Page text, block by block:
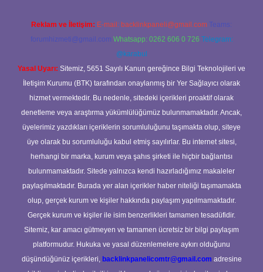
Reklam ve İletişim: E-mail: backlinkpaneli@gmail.com Teams:
forumhizmeti@gmail.com Whatsapp: 0262 606 0 726 Telegram:
@karabul
Yasal Uyarı: Sitemiz, 5651 Sayılı Kanun gereğince Bilgi Teknolojileri ve
İletişim Kurumu (BTK) tarafından onaylanmış bir Yer Sağlayıcı olarak
hizmet vermektedir. Bu nedenle, sitedeki içerikleri proaktif olarak
denetleme veya araştırma yükümlülüğümüz bulunmamaktadır. Ancak,
üyelerimiz yazdıkları içeriklerin sorumluluğunu taşımakta olup, siteye
üye olarak bu sorumluluğu kabul etmiş sayılırlar. Bu internet sitesi,
herhangi bir marka, kurum veya şahıs şirketi ile hiçbir bağlantısı
bulunmamaktadır. Sitede yalnızca kendi hazırladığımız makaleler
paylaşılmaktadır. Burada yer alan içerikler haber niteliği taşımamakta
olup, gerçek kurum ve kişiler hakkında paylaşım yapılmamaktadır.
Gerçek kurum ve kişiler ile isim benzerlikleri tamamen tesadüfidir.
Sitemiz, kar amacı gütmeyen ve tamamen ücretsiz bir bilgi paylaşım
platformudur. Hukuka ve yasal düzenlemelere aykırı olduğunu
düşündüğünüz içerikleri, backlinkpanelicomtr@gmail.com adresine